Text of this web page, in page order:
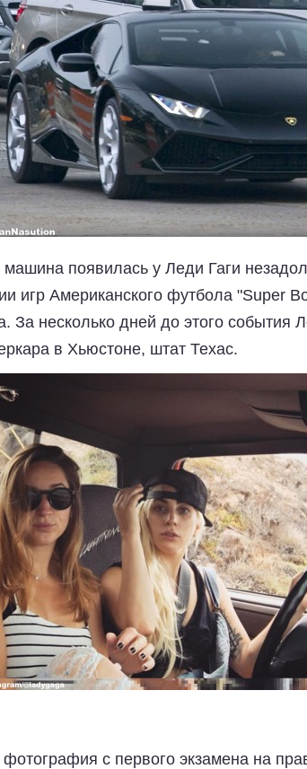
машина появилась у Леди Гаги
игр Американского футбола "Super
За несколько дней до этого события
в Хьюстоне, штат Техас.
фотография с первого экзамена на